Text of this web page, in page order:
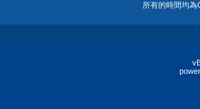
所有的時間均為